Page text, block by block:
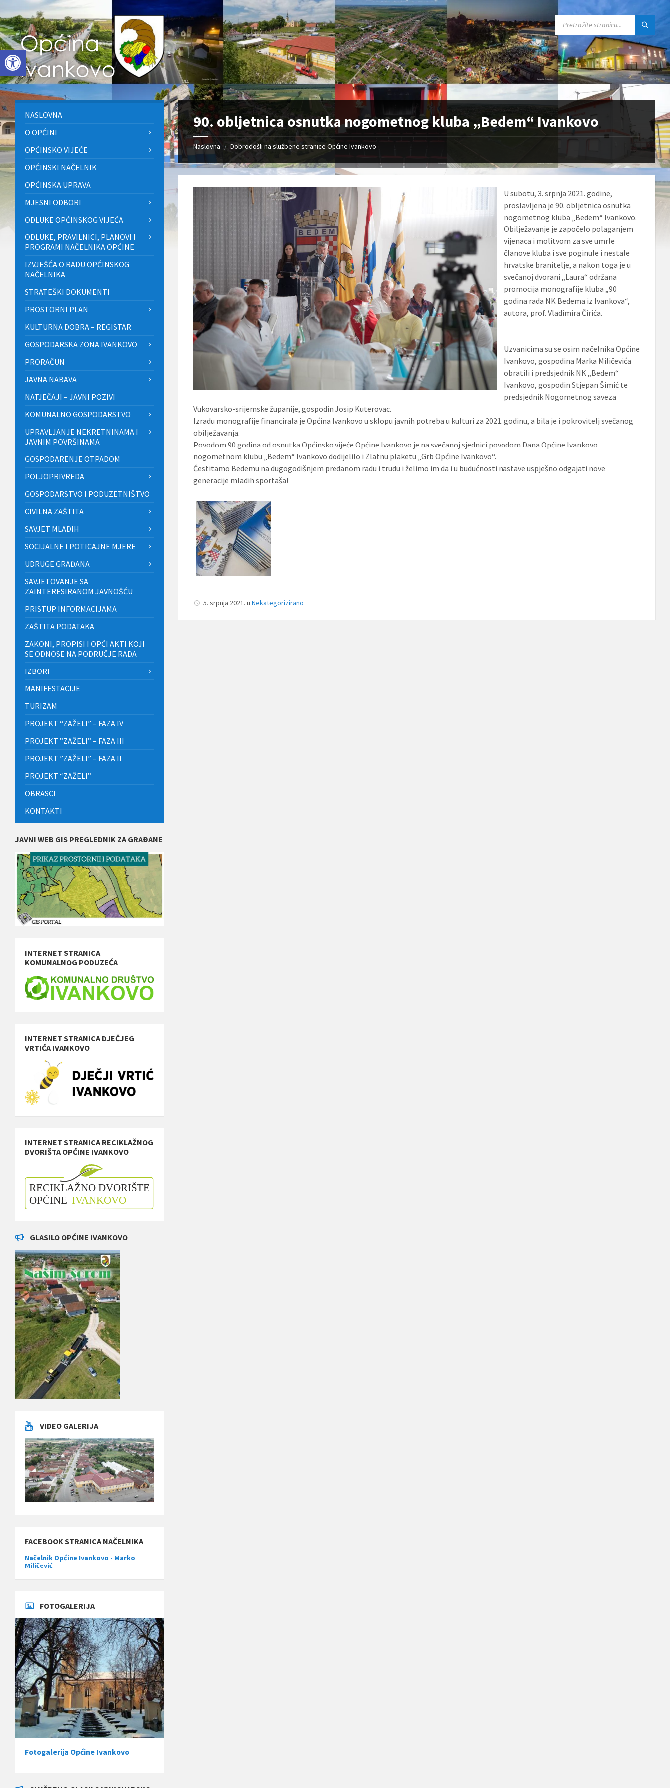
Open toolbar
to
content
to
left
sidebar
to
footer
90. obljetnica osnutka nogometnog kluba „Bedem“ Ivankovo
Naslovna / Dobrodošli na službene stranice Općine Ivankovo
U subotu, 3. srpnja 2021. godine,
proslavljena je 90. obljetnica osnutka
nogometnog kluba „Bedem“ Ivankovo.
Obilježavanje je započelo polaganjem
vijenaca i molitvom za sve umrle
članove kluba i sve poginule i nestale
hrvatske branitelje, a nakon toga je u
svečanoj dvorani „Laura“ održana
promocija monografije kluba „90
godina rada NK Bedema iz Ivankova“,
autora, prof. Vladimira Čirića.
Uzvanicima su se osim načelnika Općine
Ivankovo, gospodina Marka Miličevića
obratili i predsjednik NK „Bedem“
Ivankovo, gospodin Stjepan Šimić te
predsjednik Nogometnog saveza
Vukovarsko-srijemske županije, gospodin Josip Kuterovac.
Izradu monografije financirala je Općina Ivankovo u sklopu javnih potreba u kulturi za 2021. godinu, a bila je i pokrovitelj svečanog
obilježavanja.
Povodom 90 godina od osnutka Općinsko vijeće Općine Ivankovo je na svečanoj sjednici povodom Dana Općine Ivankovo
nogometnom klubu „Bedem“ Ivankovo dodijelilo i Zlatnu plaketu „Grb Općine Ivankovo“.
Čestitamo Bedemu na dugogodišnjem predanom radu i trudu i želimo im da i u budućnosti nastave uspješno odgajati nove
generacije mladih sportaša!
5. srpnja 2021.uNekategorizirano
NASLOVNA
O OPĆINI
OPĆINSKO VIJEĆE
OPĆINSKI NAČELNIK
OPĆINSKA UPRAVA
MJESNI ODBORI
ODLUKE OPĆINSKOG VIJEĆA
ODLUKE, PRAVILNICI, PLANOVI I
PROGRAMI NAČELNIKA OPĆINE
IZVJEŠĆA O RADU OPĆINSKOG
NAČELNIKA
STRATEŠKI DOKUMENTI
PROSTORNI PLAN
KULTURNA DOBRA – REGISTAR
GOSPODARSKA ZONA IVANKOVO
PRORAČUN
JAVNA NABAVA
NATJEČAJI – JAVNI POZIVI
KOMUNALNO GOSPODARSTVO
UPRAVLJANJE NEKRETNINAMA I
JAVNIM POVRŠINAMA
GOSPODARENJE OTPADOM
POLJOPRIVREDA
GOSPODARSTVO I PODUZETNIŠTVO
CIVILNA ZAŠTITA
SAVJET MLADIH
SOCIJALNE I POTICAJNE MJERE
UDRUGE GRAĐANA
SAVJETOVANJE SA
ZAINTERESIRANOM JAVNOŠĆU
PRISTUP INFORMACIJAMA
ZAŠTITA PODATAKA
ZAKONI, PROPISI I OPĆI AKTI KOJI
SE ODNOSE NA PODRUČJE RADA
IZBORI
MANIFESTACIJE
TURIZAM
PROJEKT “ZAŽELI” – FAZA IV
PROJEKT ”ZAŽELI” – FAZA III
PROJEKT ”ZAŽELI” – FAZA II
PROJEKT “ZAŽELI”
OBRASCI
KONTAKTI
JAVNI WEB GIS PREGLEDNIK ZA GRAĐANE
INTERNET STRANICA
KOMUNALNOG PODUZEĆA
INTERNET STRANICA DJEČJEG
VRTIĆA IVANKOVO
INTERNET STRANICA RECIKLAŽNOG
DVORIŠTA OPĆINE IVANKOVO
GLASILO OPĆINE IVANKOVO
VIDEO GALERIJA
FACEBOOK STRANICA NAČELNIKA
Načelnik Općine Ivankovo - Marko
Miličević
FOTOGALERIJA
Fotogalerija Općine Ivankovo